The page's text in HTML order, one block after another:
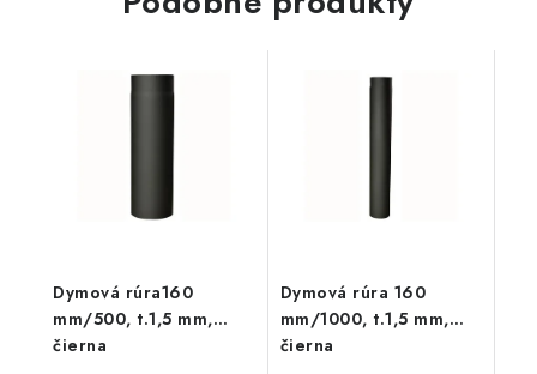
Dymová rúra160
mm/500, t.1,5 mm,
čierna
Dymová rúra 160
mm/1000, t.1,5 mm,
čierna